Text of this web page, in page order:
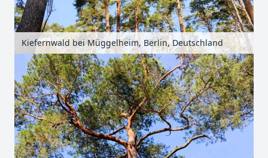
Kiefernwald bei Müggelheim, Berlin, Deutschland